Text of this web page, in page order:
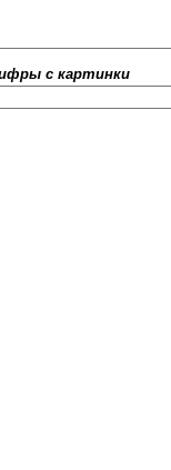
c картинки